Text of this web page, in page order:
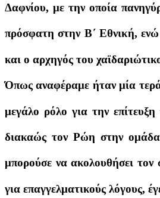
Δαφνίου, με την οποία
πρόσφατη στην Β΄ Εθνική,
και ο αρχηγός του
Όπως αναφέραμε ήταν μία
μεγάλο ρόλο για την
διακαώς τον Ρώη στην
μπορούσε να ακολουθήσει τον
για επαγγελματικούς λόγους,